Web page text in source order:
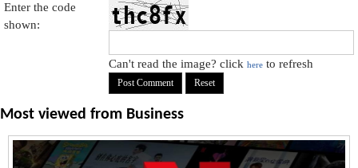
Enter the code
shown:
Can't read the image? clickhere to refresh
Most viewed from Business